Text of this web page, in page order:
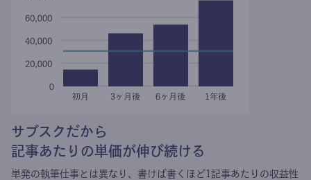
サブスクだから
記事あたりの単価が伸び続ける
単発の執筆仕事とは異なり、 書けば書くほど1記事あたりの収益性